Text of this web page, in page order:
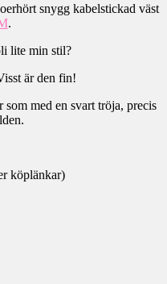
snygg kabelstickad väst
.
lite min stil?
är den fin!
med en svart tröja, precis
köplänkar)